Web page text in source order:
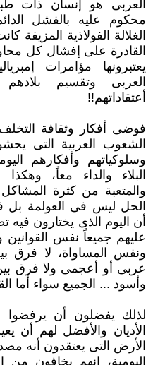
العربى ‏هو إنسان ذات
محكوم عليه بالفشل
الغلالة الفولاذية المزيفة
القادرة على إفشال كل
يعتبرونها مؤامرات
العربى ‏وتقسيم
أعتقاداتهم!!‏
فوضى أفكار وثقافة
الشعوب العربية التى
وسلوكياتهم وأفكارهم
البلاء والداء معاً،
والمتعبة من كثرة
الحل ‏ليس فى العولمة بل
أن اليوم الذى يختارون فيه
عليهم جميعاً نفس
ونفس المساواة، لا فرق
عربى أو أعجمى ولا فرق
وأسود ... الجميع سواء أما
لذلك يفضلون أن يرفضوا
الأديان والأفضل لهم أن
الأرض التى يعتقدون أنه
اليومية، إنهم يخافون من